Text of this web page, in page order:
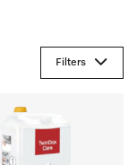
Filters